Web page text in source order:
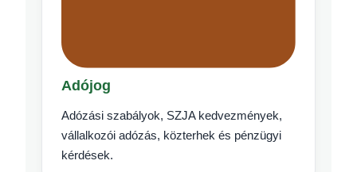
Adójog
Adózási szabályok, SZJA kedvezmények,
vállalkozói adózás, közterhek és pénzügyi
kérdések.